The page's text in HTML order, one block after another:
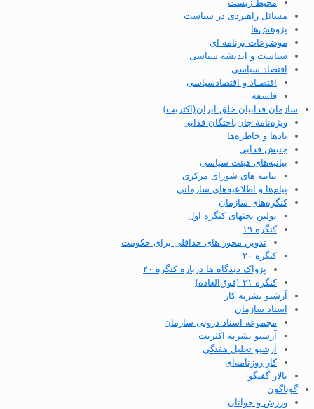
مسائل راهبردی در سیاست
پژوهش‌ها
موضوعات برنامه ای
سیاست و اندیشه سیاسی
اقتصاد سیاسی
اقتصـاد و اقتصاد‌سیاسی
فلسفه
سازمان فداییان خلق ایران(اکثریت)
ویژه‌نامهٔ جان‌باختگان فدایی
یادها و خاطره‌ها
جنبش فدایی
بیانیه‌های هیئت سیاسی
بیانیه های شورای مرکزی
پیام‌ها و اطلاعیه‌های سازمانی
کنگره‌های سازمان
بولتن بحثهای کنگره اول
کنگره ۱۹
تدوین محور های حداقلی برای حکومت
کنگره ۲۰
پژواک دیدگاه ها درباره کنگره ۲۰
کنگره ۲۱ (فوق‌العاده)
آرشیو نشریه کار
اسناد سازمان
مجموعه اسناد درونی سازمان
آرشیو نشریه اکثریت
آرشیو تحلیل هفتگی
کار روزنامه‌ای
تالار گفتگو
گوناگون
ورزش و جوانان